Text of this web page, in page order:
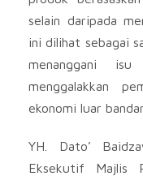
selain daripada
ini dilihat sebagai
menanggani
menggalakkan
ekonomi luar
YH. Dato’
Eksekutif Majlis